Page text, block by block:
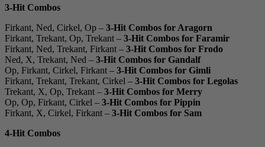
3-Hit Combos
Firkant, Ned, Cirkel, Op – 3-Hit Combos for Aragorn
Firkant, Trekant, Op, Trekant – 3-Hit Combos for Faramir
Firkant, Ned, Trekant, Firkant – 3-Hit Combos for Frodo
Ned, X, Trekant, Ned – 3-Hit Combos for Gandalf
Op, Firkant, Cirkel, Firkant – 3-Hit Combos for Gimli
Firkant, Trekant, Trekant, Cirkel – 3-Hit Combos for Legolas
Trekant, X, Op, Trekant – 3-Hit Combos for Merry
Op, Op, Firkant, Cirkel – 3-Hit Combos for Pippin
Firkant, X, Cirkel, Firkant – 3-Hit Combos for Sam
4-Hit Combos